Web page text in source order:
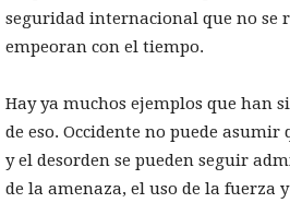
seguridad internacional que no se
empeoran con el tiempo.
Hay ya muchos ejemplos que han
de eso. Occidente no puede
y el desorden se pueden seguir
de la amenaza, el uso de la fuerza